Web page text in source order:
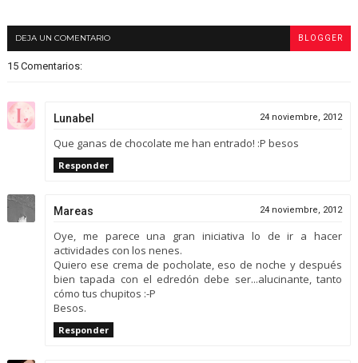
DEJA UN COMENTARIO BLOGGER
15 Comentarios:
Lunabel 24 noviembre, 2012
Que ganas de chocolate me han entrado! :P besos
Responder
Mareas 24 noviembre, 2012
Oye, me parece una gran iniciativa lo de ir a hacer
actividades con los nenes.
Quiero ese crema de pocholate, eso de noche y después
bien tapada con el edredón debe ser...alucinante, tanto
cómo tus chupitos :-P
Besos.
Responder